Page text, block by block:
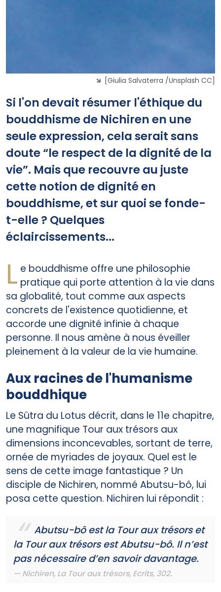
[Giulia Salvaterra /Unsplash CC]
Si l'on devait résumer l'éthique du
bouddhisme de Nichiren en une
seule expression, cela serait sans
doute “le respect de la dignité de la
vie”. Mais que recouvre au juste
cette notion de dignité en
bouddhisme, et sur quoi se fonde-
t-elle ? Quelques
éclaircissements...
L e bouddhisme offre une philosophie
pratique qui porte attention à la vie dans
sa globalité, tout comme aux aspects
concrets de l'existence quotidienne, et
accorde une dignité infinie à chaque
personne. Il nous amène à nous éveiller
pleinement à la valeur de la vie humaine.
Aux racines de l'humanisme
bouddhique
Le Sûtra du Lotus décrit, dans le 11e chapitre,
une magnifique Tour aux trésors aux
dimensions inconcevables, sortant de terre,
ornée de myriades de joyaux. Quel est le
sens de cette image fantastique ? Un
disciple de Nichiren, nommé Abutsu-bô, lui
posa cette question. Nichiren lui répondit :
Abutsu-bô est la Tour aux trésors et
la Tour aux trésors est Abutsu-bô. Il n’est
pas nécessaire d’en savoir davantage.
Nichiren, La Tour aux trésors, Ecrits, 302.